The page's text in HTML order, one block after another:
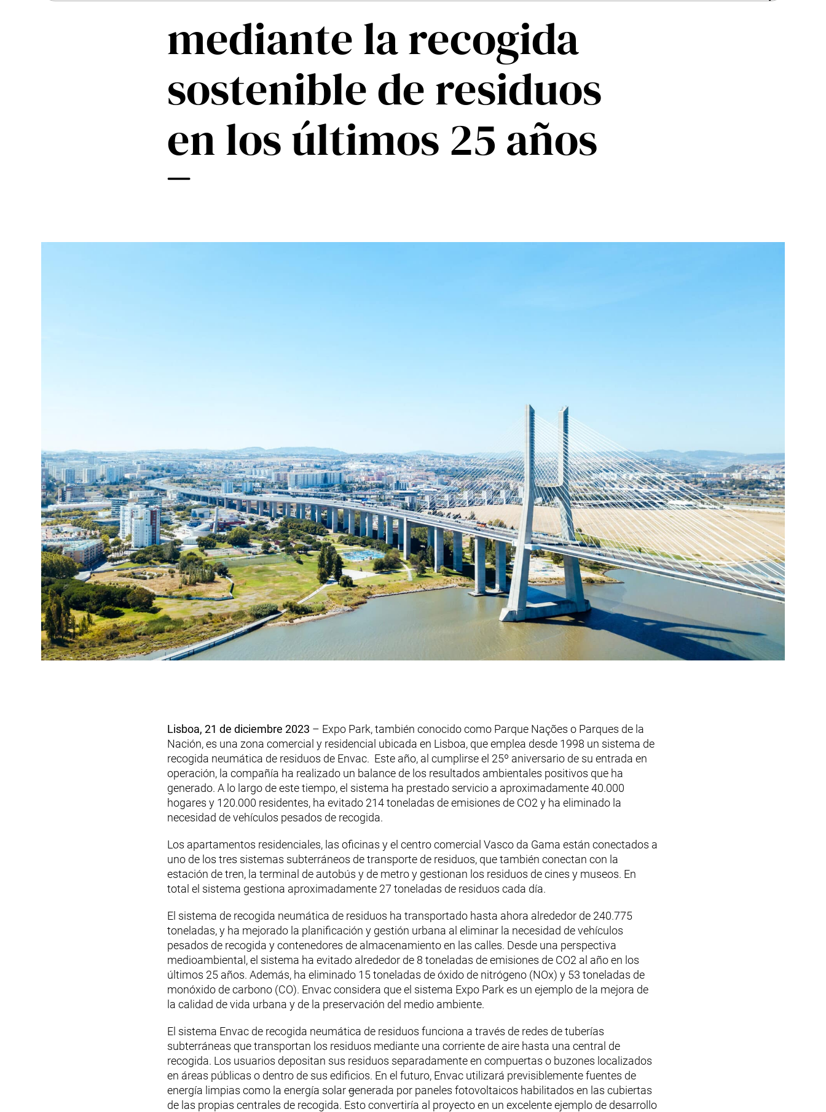
mediante la recogida
sostenible de residuos
en los últimos 25 años
Lisboa, 21 de diciembre 2023 – Expo Park, también conocido como Parque Nações o Parques de la
Nación, es una zona comercial y residencial ubicada en Lisboa, que emplea desde 1998 un sistema de
recogida neumática de residuos de Envac. Este año, al cumplirse el 25º aniversario de su entrada en
operación, la compañía ha realizado un balance de los resultados ambientales positivos que ha
generado. A lo largo de este tiempo, el sistema ha prestado servicio a aproximadamente 40.000
hogares y 120.000 residentes, ha evitado 214 toneladas de emisiones de CO2 y ha eliminado la
necesidad de vehículos pesados de recogida.
Los apartamentos residenciales, las oficinas y el centro comercial Vasco da Gama están conectados a
uno de los tres sistemas subterráneos de transporte de residuos, que también conectan con la
estación de tren, la terminal de autobús y de metro y gestionan los residuos de cines y museos. En
total el sistema gestiona aproximadamente 27 toneladas de residuos cada día.
El sistema de recogida neumática de residuos ha transportado hasta ahora alrededor de 240.775
toneladas, y ha mejorado la planificación y gestión urbana al eliminar la necesidad de vehículos
pesados de recogida y contenedores de almacenamiento en las calles. Desde una perspectiva
medioambiental, el sistema ha evitado alrededor de 8 toneladas de emisiones de CO2 al año en los
últimos 25 años. Además, ha eliminado 15 toneladas de óxido de nitrógeno (NOx) y 53 toneladas de
monóxido de carbono (CO). Envac considera que el sistema Expo Park es un ejemplo de la mejora de
la calidad de vida urbana y de la preservación del medio ambiente.
El sistema Envac de recogida neumática de residuos funciona a través de redes de tuberías
subterráneas que transportan los residuos mediante una corriente de aire hasta una central de
recogida. Los usuarios depositan sus residuos separadamente en compuertas o buzones localizados
en áreas públicas o dentro de sus edificios. En el futuro, Envac utilizará previsiblemente fuentes de
energía limpias como la energía solargenerada por paneles fotovoltaicos habilitados en las cubiertas
de las propias centrales de recogida. Esto convertiría al proyecto en un excelente ejemplo de desarrollo